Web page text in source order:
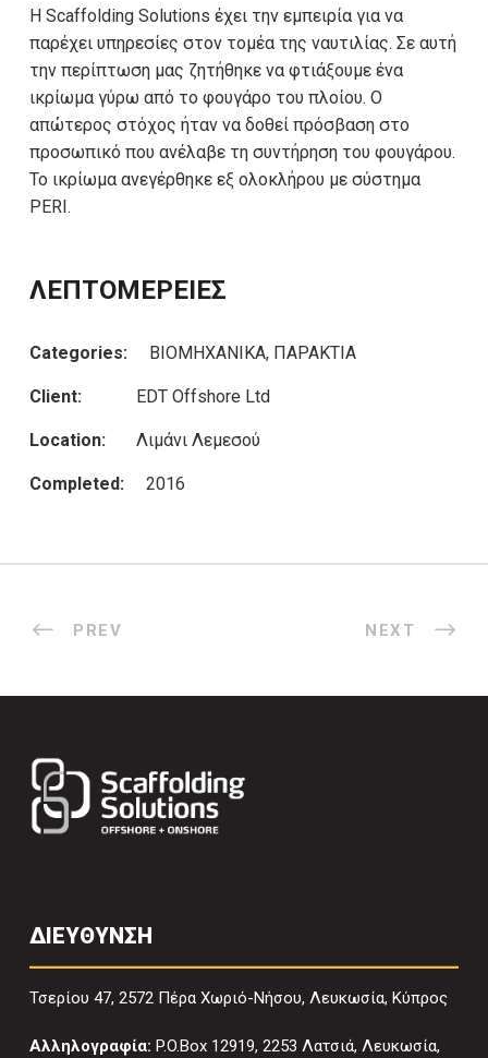
Η Scaffolding Solutions έχει την εμπειρία για να
παρέχει υπηρεσίες στον τομέα της ναυτιλίας. Σε αυτή
την περίπτωση μας ζητήθηκε να φτιάξουμε ένα
ικρίωμα γύρω από το φουγάρο του πλοίου. Ο
απώτερος στόχος ήταν να δοθεί πρόσβαση στο
προσωπικό που ανέλαβε τη συντήρηση του φουγάρου.
Το ικρίωμα ανεγέρθηκε εξ ολοκλήρου με σύστημα
PERI.
ΛΕΠΤΟΜΕΡΕΙΕΣ
Categories: ΒΙΟΜΗΧΑΝΙΚΑ, ΠΑΡΑΚΤΙΑ
Client: EDT Offshore Ltd
Location: Λιμάνι Λεμεσού
Completed: 2016
PREV NEXT
ΔΙΕΥΘΥΝΣΗ
Τσερίου 47, 2572 Πέρα Χωριό-Νήσου, Λευκωσία, Κύπρος
Αλληλογραφία: P.O.Box 12919, 2253 Λατσιά, Λευκωσία,